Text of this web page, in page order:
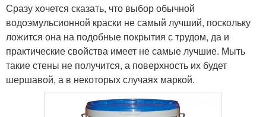
Сразу хочется сказать, что выбор обычной
водоэмульсионной краски не самый лучший, поскольку
ложится она на подобные покрытия с трудом, да и
практические свойства имеет не самые лучшие. Мыть
такие стены не получится, а поверхность их будет
шершавой, а в некоторых случаях маркой.